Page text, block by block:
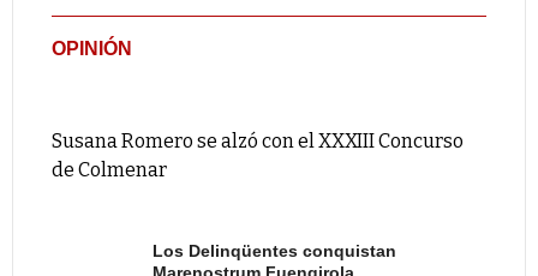
OPINIÓN
Susana Romero se alzó con el XXXIII Concurso
de Colmenar
Los Delinqüentes conquistan